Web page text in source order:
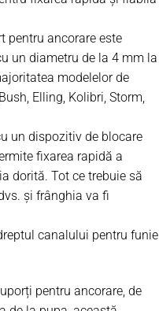
pentru ancorare este
un diametru de la 4 mm la
modelelor de
Elling, Kolibri, Storm,
un dispozitiv de blocare
fixarea rapidă a
dorită. Tot ce trebuie să
și frânghia va fi
canalului pentru funie
pentru ancorare, de